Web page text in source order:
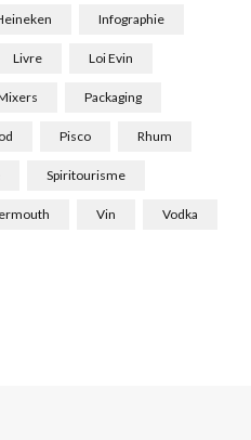
Infographie
Livre Loi Evin
Packaging
Pisco Rhum
Spiritourisme
Vin Vodka